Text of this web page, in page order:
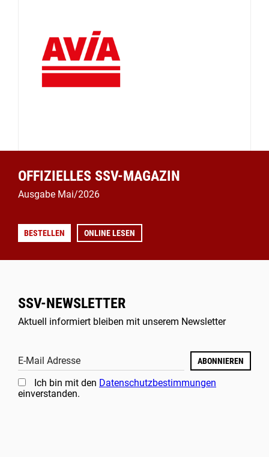
OFFIZIELLES SSV-MAGAZIN
Ausgabe Mai/2026
BESTELLEN ONLINE LESEN
SSV-NEWSLETTER
Aktuell informiert bleiben mit unserem Newsletter
E-Mail Adresse ABONNIEREN
Ich bin mit den Datenschutzbestimmungen
einverstanden.